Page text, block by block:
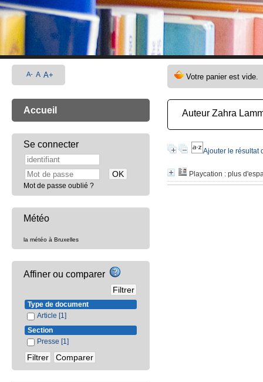
Auteur Zahra
Ajouter le résultat
Playcation : plus
A- A A+
Accueil
Se connecter
Mot de passe oublié ?
Météo
la météo à Bruxelles
Affiner ou comparer
Type de document
Article [1]
Section
Presse [1]